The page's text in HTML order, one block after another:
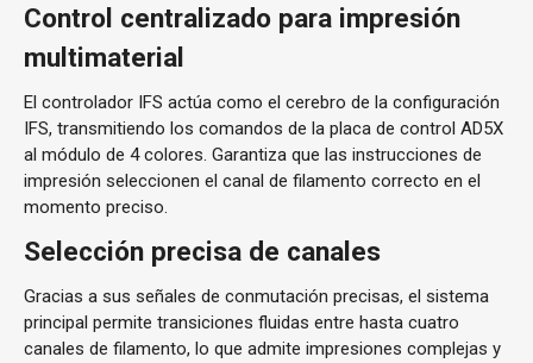
Control centralizado para impresión
multimaterial
El controlador IFS actúa como el cerebro de la configuración
IFS, transmitiendo los comandos de la placa de control AD5X
al módulo de 4 colores. Garantiza que las instrucciones de
impresión seleccionen el canal de filamento correcto en el
momento preciso.
Selección precisa de canales
Gracias a sus señales de conmutación precisas, el sistema
principal permite transiciones fluidas entre hasta cuatro
canales de filamento, lo que admite impresiones complejas y